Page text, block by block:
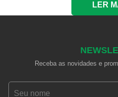
LER
Receba as novidades e